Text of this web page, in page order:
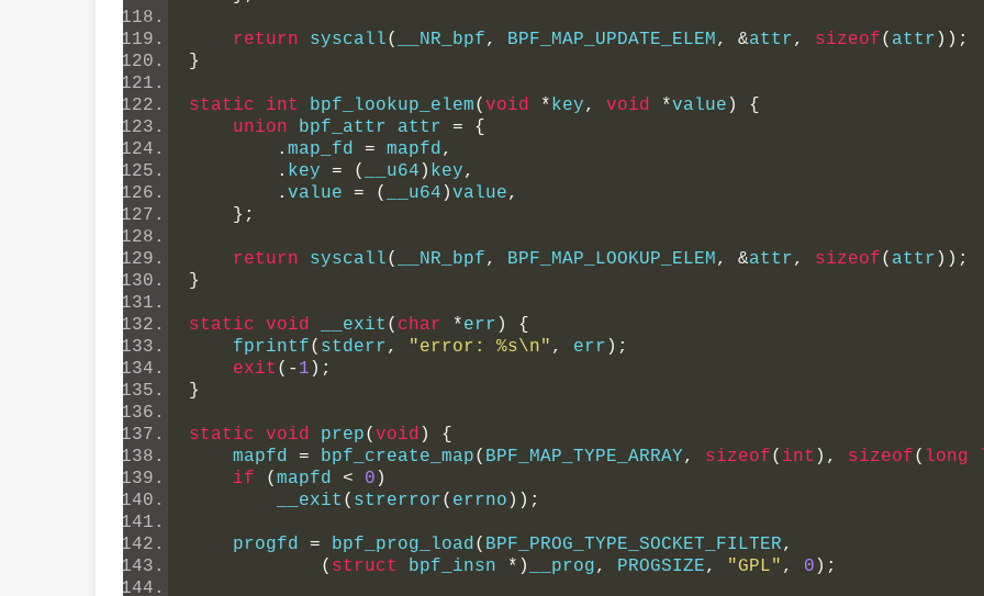
return syscall( __NR_bpf, BPF_MAP_UPDATE_ELEM , &attr, sizeof( attr ));
}
static int bpf_lookup_elem( void * key, void *value )
{
union bpf_attr attr =
{
. map_fd = mapfd ,
. key = ( __u64 ) key,
. value = ( __u64 )value,
};
return syscall( __NR_bpf, BPF_MAP_LOOKUP_ELEM , &attr, sizeof( attr ));
}
static void __exit ( char *err )
{
    fprintf
( stderr, "error: %s\n" , err );
exit (- 1 );
}
static void prep( void )
{
    mapfd
= bpf_create_map( BPF_MAP_TYPE_ARRAY, sizeof( int ), sizeof( long
if
( mapfd < 0 )
        __exit
( strerror( errno ));
    progfd
= bpf_prog_load ( BPF_PROG_TYPE_SOCKET_FILTER,
( struct bpf_insn *) __prog, PROGSIZE, "GPL" , 0 );